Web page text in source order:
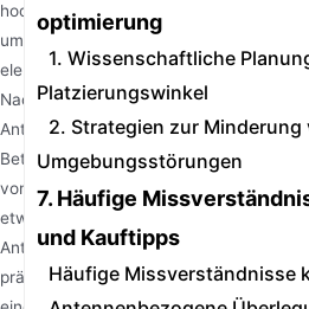
optimierung
1. Wissenschaftliche
Platzierungswinkel
2. Strategien zur Minderung
Umgebungsstörungen
7. Häufige
und Kauftipps
Häufige Missverständnisse
hochfrequente elektrische Signale in
umzuwandeln, die in den Raum
elektromagnetische Wellensignale von
Nach der elektromagnetischen Theorie
Antennenabmessungen eine strikte
Betriebswellenlänge. Das 2.4GHz-Band
von etwa 12.5cm, während das 5GHz-
etwa 6cm unterstützt – dies erklärt,
Antennen oft mit spezifischen Längen
präzise